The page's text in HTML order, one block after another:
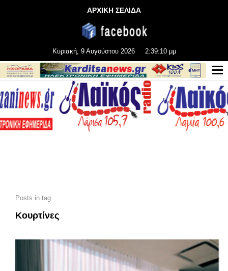
ΑΡΧΙΚΗ ΣΕΛΙΔΑ
Κυριακή, 9 Αυγούστου 2026 2:39:10 μμ
Posts in tag
Κουρτίνες